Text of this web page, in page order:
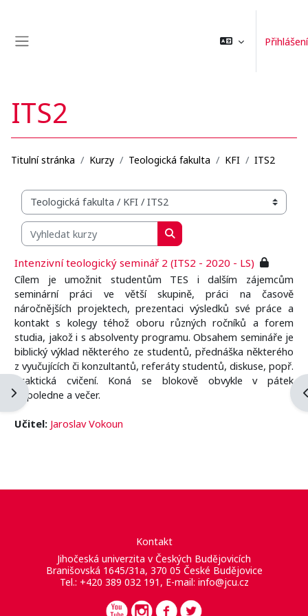
Přihlášení
Otevřít panel bloku
ITS2
Titulní stránka Kurzy Teologická fakulta KFI ITS2
Organizační struktura kurzů
Vyhledat kurzy
Vyhledat kurzy
Intenzivní teologický seminář 2 (ITS2 - 2020 - LS)
Cílem je umožnit studentům TES i dalším zájemcům
seminární práci ve větší skupině, práci na časově
náročnějších projektech, prezentaci výsledků své práce a
kontakt s kolegy téhož oboru různých ročníků a forem
studia, jakož i s absolventy programu. Obsahem semináře je
biblický výklad některého ze studentů, přednáška některého
z vyučujících či konzultantů, referáty studentů, diskuse, popř.
praktická cvičení. Koná se blokově obvykle v pátek
odpoledne a večer.
Učitel: Jaroslav Vokoun
Kontakt
Jihočeská univerzita v Českých Budějovicích
Branišovská 1645/31a, 370 05 České Budějovice
Tel.: +420 389 032 191, E-mail: info@jcu.cz